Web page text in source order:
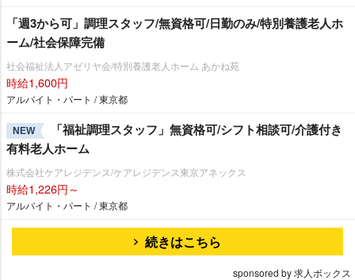
「週3から可」調理スタッフ/無資格可/日勤のみ/特別養護老人ホ
ーム/社会保障完備
社会福祉法人アゼリヤ会/特別養護老人ホーム あかね苑
時給1,600円
アルバイト・パート / 東京都
NEW
「福祉調理スタッフ」無資格可/シフト相談可/介護付き
有料老人ホーム
株式会社ケアレジデンス/ケアレジデンス東京アネックス
時給1,226円～
アルバイト・パート / 東京都
続きはこちら
sponsored by 求人ボックス